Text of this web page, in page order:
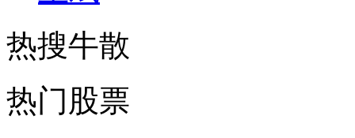
热搜牛散
热门股票